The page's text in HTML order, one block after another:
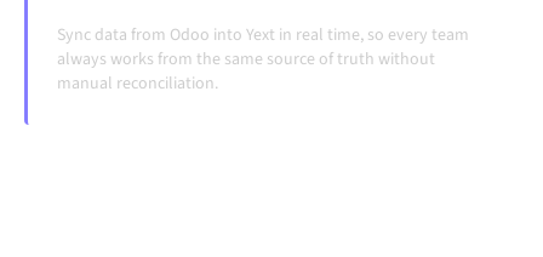
Sync data from Odoo into Yext in real time, so every team
always works from the same source of truth without
manual reconciliation.